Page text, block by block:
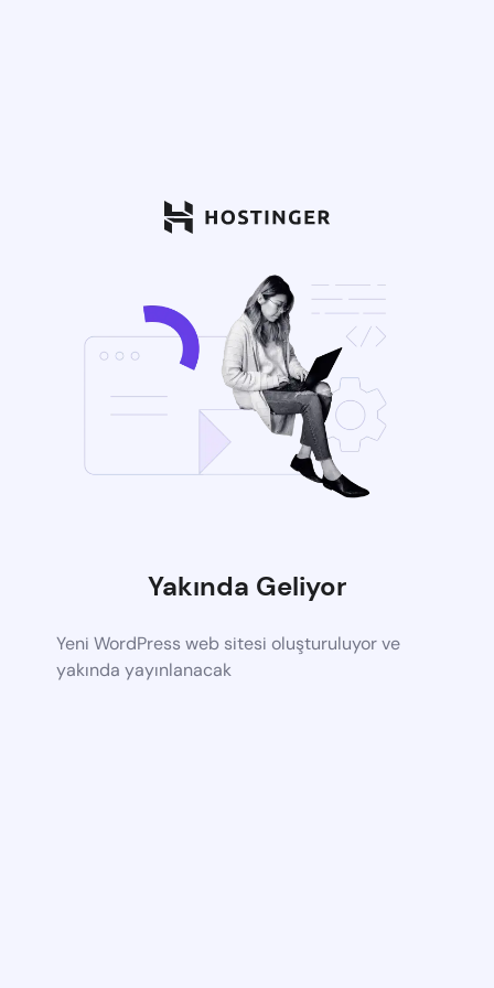
Yakında Geliyor
Yeni WordPress web sitesi oluşturuluyor ve
yakında yayınlanacak